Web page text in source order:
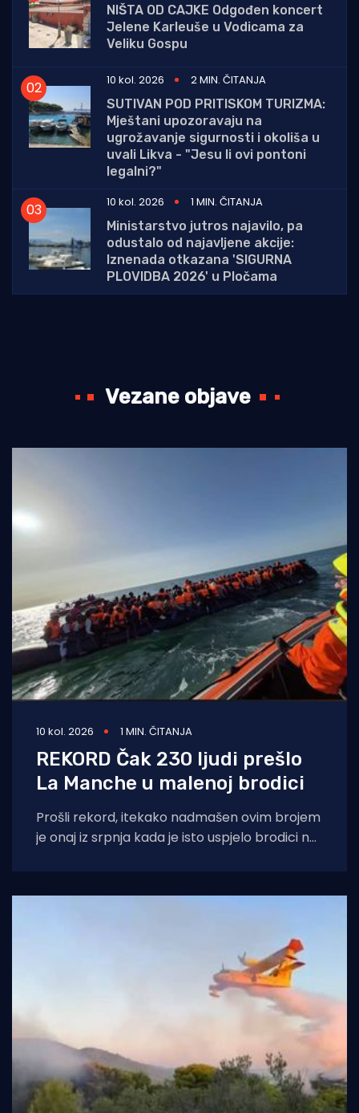
NIŠTA OD CAJKE Odgođen koncert
Jelene Karleuše u Vodicama za
Veliku Gospu
10 kol. 2026
2 MIN. ČITANJA
SUTIVAN POD PRITISKOM TURIZMA:
Mještani upozoravaju na
ugrožavanje sigurnosti i okoliša u
uvali Likva - "Jesu li ovi pontoni
legalni?"
10 kol. 2026
1 MIN. ČITANJA
Ministarstvo jutros najavilo, pa
odustalo od najavljene akcije:
Iznenada otkazana 'SIGURNA
PLOVIDBA 2026' u Pločama
Vezane objave
10 kol. 2026 1 MIN. ČITANJA
REKORD Čak 230 ljudi prešlo
La Manche u malenoj brodici
Prošli rekord, itekako nadmašen ovim brojem
je onaj iz srpnja kada je isto uspjelo brodici na